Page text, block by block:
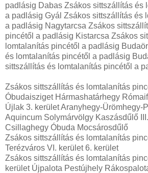
padlásig Dabas Zsákos sittszállítás és
a padlásig Gyál Zsákos sittszállítás és
a padlásig Nagytarcsa Zsákos
pincétől a padlásig Kistarcsa Zsákos
lomtalanítás pincétől a padlásig
és lomtalanítás pincétől a padlásig
sittszállítás és lomtalanítás pincétől a
Zsákos sittszállítás és lomtalanítás
Óbudaisziget Hármashatárhegy
Újlak 3. kerület Aranyhegy-Ürömhegy-
Aquincum Solymárvölgy Kaszásdűlő
Csillaghegy Óbuda Mocsárosdűlő
Zsákos sittszállítás és lomtalanítás
Terézváros VI. kerület 6. kerület
Zsákos sittszállítás és lomtalanítás
kerület Újpalota Pestújhely